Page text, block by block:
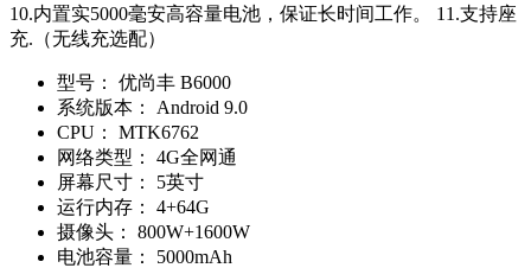
10.内置实5000毫安高容量电池，保证长时间工作。 11.支持座
充.（无线充选配）
型号：
优尚丰 B6000
系统版本：
Android 9.0
CPU：
MTK6762
网络类型：
4G全网通
屏幕尺寸：
5英寸
运行内存：
4+64G
摄像头：
800W+1600W
电池容量：
5000mAh